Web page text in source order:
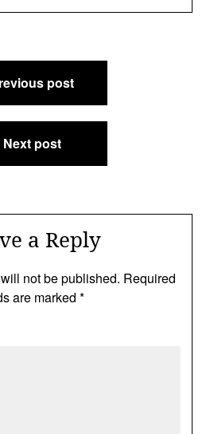
post
Next post
a Reply
not be published. Required
are marked *